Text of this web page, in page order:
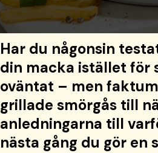
Har du någonsin
din macka istället för
oväntat – men
grillade smörgås till
anledningarna till
nästa gång du gör en